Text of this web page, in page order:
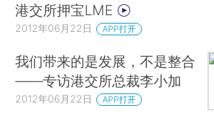
港交所押宝LME
2012年06月22日 APP打开
我们带来的是发展，不是整合
——专访港交所总裁李小加
2012年06月22日 APP打开